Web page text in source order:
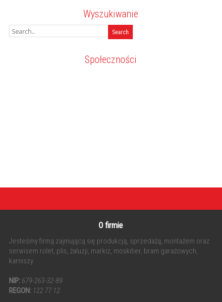
Wyszukiwanie
Społeczności
O firmie
Jesteśmy firmą zajmującą się produkcją, sprzedażą, montażem oraz
serwisem rolet, plis, żaluzji, markiz, moskitier, bram garażowych,
karniszy.
NIP: 679-263-32-89
REGON: 122 77 12